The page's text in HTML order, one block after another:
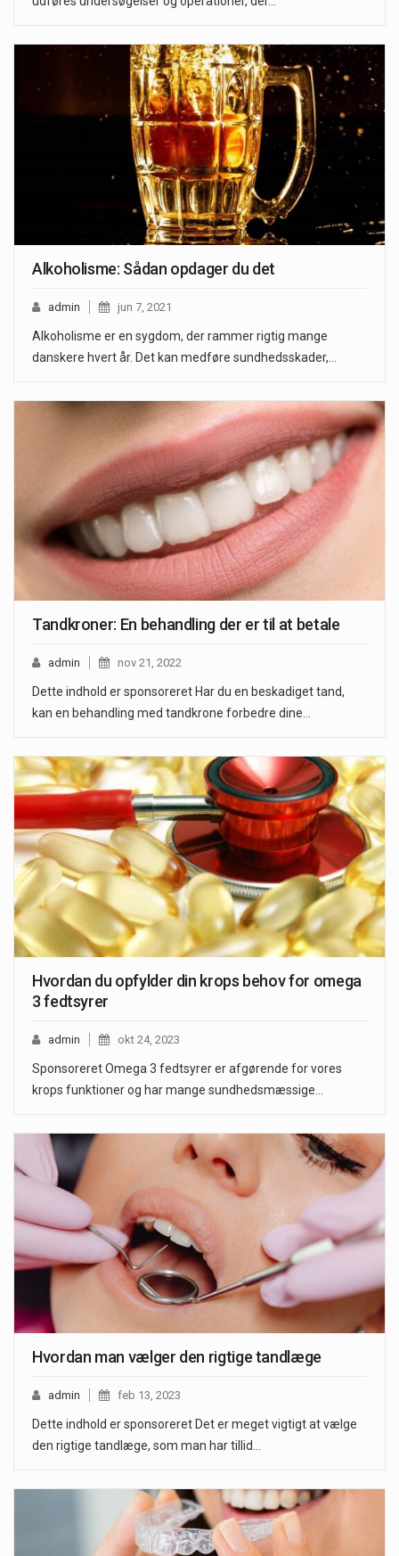
Alkoholisme: Sådan opdager du det
admin jun 7, 2021
Alkoholisme er en sygdom, der rammer rigtig mange
danskere hvert år. Det kan medføre sundhedsskader,…
Tandkroner: En behandling der er til at betale
admin nov 21, 2022
Dette indhold er sponsoreret Har du en beskadiget tand,
kan en behandling med tandkrone forbedre dine…
Hvordan du opfylder din krops behov for omega
3 fedtsyrer
admin okt 24, 2023
Sponsoreret Omega 3 fedtsyrer er afgørende for vores
krops funktioner og har mange sundhedsmæssige…
Hvordan man vælger den rigtige tandlæge
admin feb 13, 2023
Dette indhold er sponsoreret Det er meget vigtigt at vælge
den rigtige tandlæge, som man har tillid…